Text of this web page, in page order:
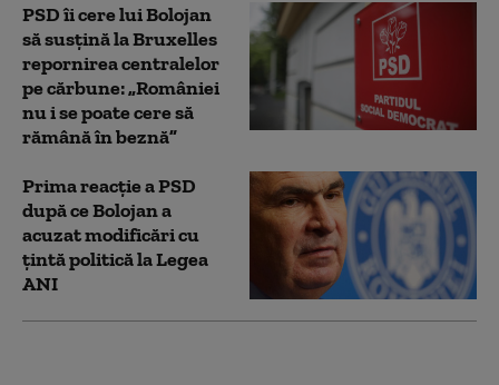
PSD îi cere lui Bolojan
să susțină la Bruxelles
repornirea centralelor
pe cărbune: „României
nu i se poate cere să
rămână în beznă”
Prima reacție a PSD
după ce Bolojan a
acuzat modificări cu
țintă politică la Legea
ANI